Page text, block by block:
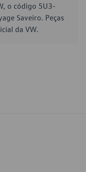
o código 5U3-
Saveiro. Peças
da VW.